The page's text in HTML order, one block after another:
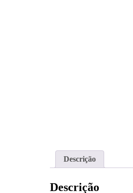
Descrição
Descrição